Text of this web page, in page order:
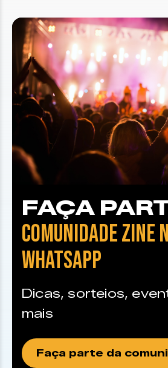
FAÇA
COMUNIDADE ZINE
WHATSAPP
Dicas, sorteios,
mais
Faça parte da